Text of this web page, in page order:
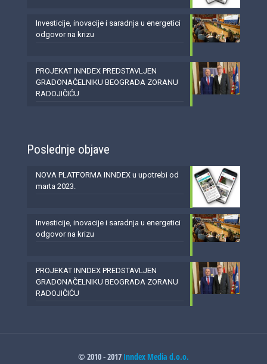
Investicije, inovacije i saradnja u energetici
odgovor na krizu
PROJEKAT INNDEX PREDSTAVLJEN
GRADONAČELNIKU BEOGRADA ZORANU
RADOJIČIĆU
Poslednje objave
NOVA PLATFORMA INNDEX u upotrebi od
marta 2023.
Investicije, inovacije i saradnja u energetici
odgovor na krizu
PROJEKAT INNDEX PREDSTAVLJEN
GRADONAČELNIKU BEOGRADA ZORANU
RADOJIČIĆU
© 2010 - 2017 Inndex Media d.o.o.